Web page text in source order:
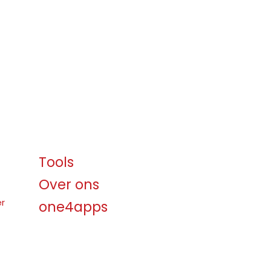
Tools
Over ons
one4apps